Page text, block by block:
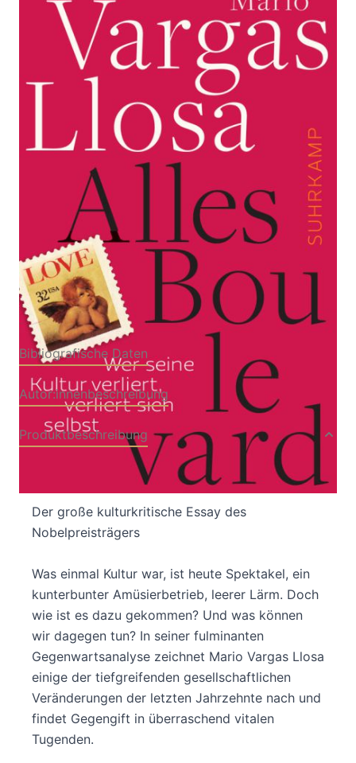
Alles Boulevard
Zur Wunschliste hinzufügen
Wer seine Kultur verliert, verliert sich selbst
VonMario Vargas Llosa
Verlag: Suhrkamp 14.05.2014
Buch 231 Seiten
kartoniert
46526-4
Leseprobe_Alles_Boulevard
Bibliografische Daten
Autor:innenbeschreibung
Produktbeschreibung
Aus dem Spanischen von Thomas Brovot
Der große kulturkritische Essay des
Nobelpreisträgers
Was einmal Kultur war, ist heute Spektakel, ein
kunterbunter Amüsierbetrieb, leerer Lärm. Doch
wie ist es dazu gekommen? Und was können
wir dagegen tun? In seiner fulminanten
Gegenwartsanalyse zeichnet Mario Vargas Llosa
einige der tiefgreifenden gesellschaftlichen
Veränderungen der letzten Jahrzehnte nach und
findet Gegengift in überraschend vitalen
Tugenden.